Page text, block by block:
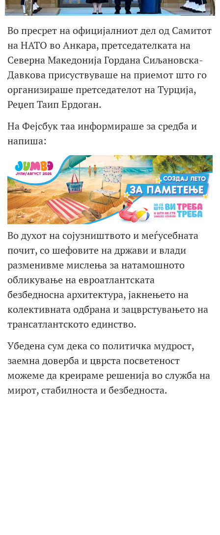
Во пресрет на официјалниот дел од Самитот
на НАТО во Анкара, претседателката на
Северна Македонија Гордана Сиљановска-
Давкова присуствуваше на приемот што го
организираше претседателот на Турција,
Реџеп Таип Ердоган.
На Фејсбук таа информираше за средба и
напиша:
Во духот на сојузништвото и меѓусебната
почит, со шефовите на држави и влади
разменивме мислења за натамошното
обликување на евроатлантската
безбедносна архитектура, јакнењето на
колективната одбрана и зацврстувањето на
трансатлантското единство.
Убедена сум дека со политичка мудрост,
заемна доверба и цврста посветеност
можеме да креираме решенија во служба на
мирот, стабилноста и безбедноста.